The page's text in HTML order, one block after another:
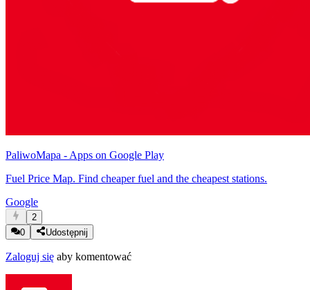
PaliwoMapa - Apps on Google Play
Fuel Price Map. Find cheaper fuel and the cheapest stations.
Google
2
0
Udostępnij
Zaloguj się aby komentować